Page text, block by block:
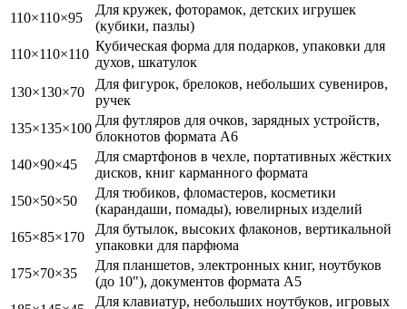
110×110×95
Для кружек, фоторамок, детских игрушек
(кубики, пазлы)
110×110×110
Кубическая форма для подарков, упаковки для
духов, шкатулок
130×130×70
Для фигурок, брелоков, небольших сувениров,
ручек
135×135×100
Для футляров для очков, зарядных устройств,
блокнотов формата А6
140×90×45
Для смартфонов в чехле, портативных жёстких
дисков, книг карманного формата
150×50×50
Для тюбиков, фломастеров, косметики
(карандаши, помады), ювелирных изделий
165×85×170
Для бутылок, высоких флаконов, вертикальной
упаковки для парфюма
175×70×35
Для планшетов, электронных книг, ноутбуков
(до 10"), документов формата А5
Для клавиатур, небольших ноутбуков, игровых